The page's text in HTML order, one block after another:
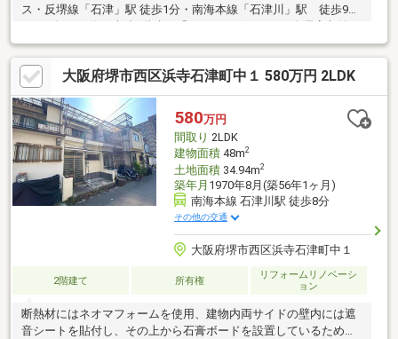
ス・反堺線「石津」駅 徒歩1分・南海本線「石津川」駅 徒歩9分
●2006年11月築！木造2階建て「3LDK」の住まい。●全居室収納に
加え床下収納付き！収納スペースが豊富でお部屋をすっきりと保
てます！●カーポート付き駐車場（一台分可能）●即時ご内覧、即
引き渡し可能●周辺環境・コノミヤ浜寺石津店 徒歩5分・ローソ
ン堺石津川駅前店 徒歩7分・堺市立浜寺石津小学校 徒歩8分
大阪府堺市西区浜寺石津町中１ 580万円 2LDK
580万円
間取り 2LDK
建物面積48m2
土地面積34.94m2
築年月 1970年8月(築56年1ヶ月)
南海本線 石津川駅 徒歩8分
その他の交通
大阪府堺市西区浜寺石津町中１
2階建て 所有権
リフォームリノベーシ
ョン
断熱材にはネオマフォームを使用、建物内両サイドの壁内には遮
音シートを貼付し、その上から石膏ボードを設置しているため防